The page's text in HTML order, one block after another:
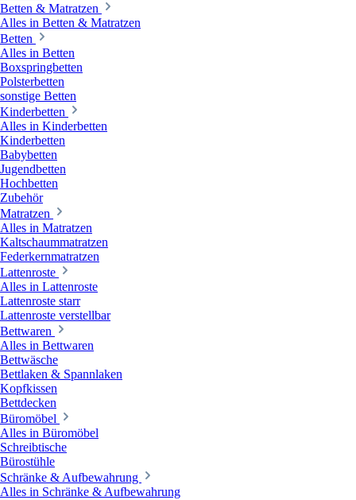
Betten & Matratzen
Alles in Betten & Matratzen
Betten
Alles in Betten
Boxspringbetten
Polsterbetten
sonstige Betten
Kinderbetten
Alles in Kinderbetten
Kinderbetten
Babybetten
Jugendbetten
Hochbetten
Zubehör
Matratzen
Alles in Matratzen
Kaltschaummatratzen
Federkernmatratzen
Lattenroste
Alles in Lattenroste
Lattenroste starr
Lattenroste verstellbar
Bettwaren
Alles in Bettwaren
Bettwäsche
Bettlaken & Spannlaken
Kopfkissen
Bettdecken
Büromöbel
Alles in Büromöbel
Schreibtische
Bürostühle
Schränke & Aufbewahrung
Alles in Schränke & Aufbewahrung